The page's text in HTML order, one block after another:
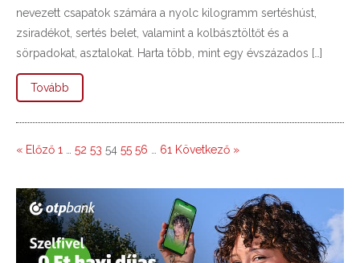
nevezett csapatok számára a nyolc kilogramm sertéshúst,
zsiradékot, sertés belet, valamint a kolbásztöltőt és a
sörpadokat, asztalokat. Harta több, mint egy évszázados […]
Tovább
« Előző 1 52 53 54 55 56 61 Következő »